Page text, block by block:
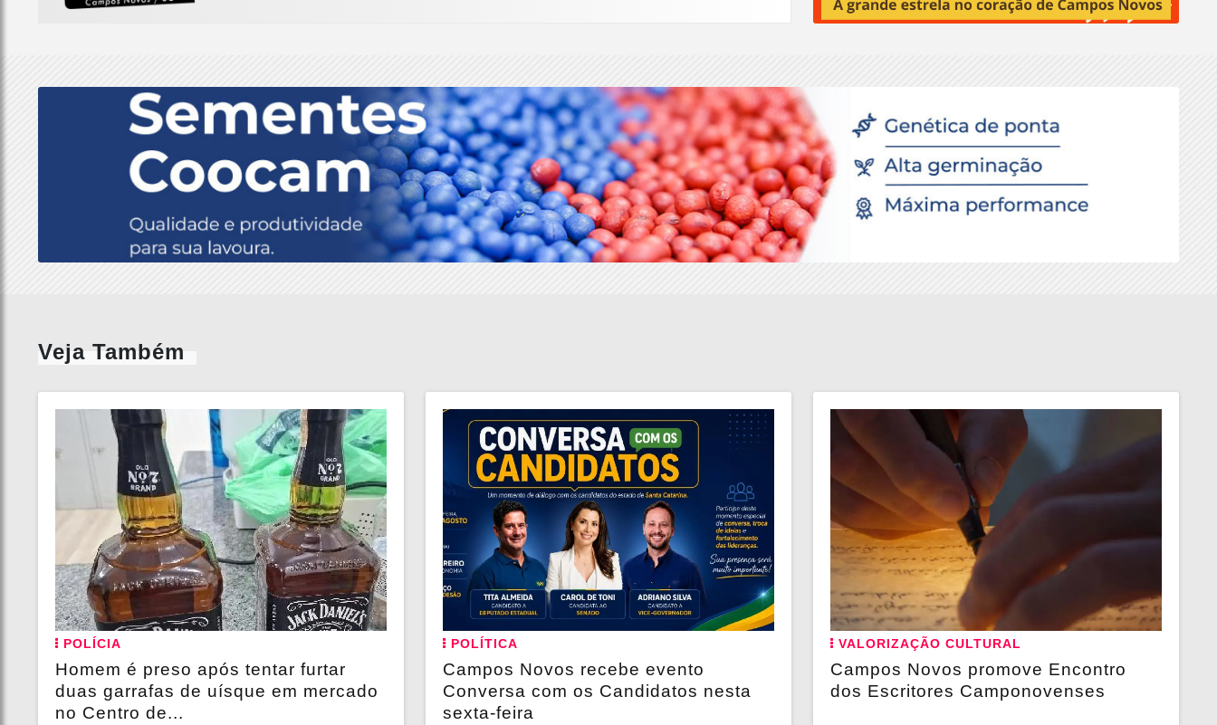
Veja Também
POLÍCIA
Homem é preso após tentar furtar
duas garrafas de uísque em mercado
no Centro de...
POLÍTICA
Campos Novos recebe evento
Conversa com os Candidatos nesta
sexta-feira
VALORIZAÇÃO CULTURAL
Campos Novos promove Encontro
dos Escritores Camponovenses